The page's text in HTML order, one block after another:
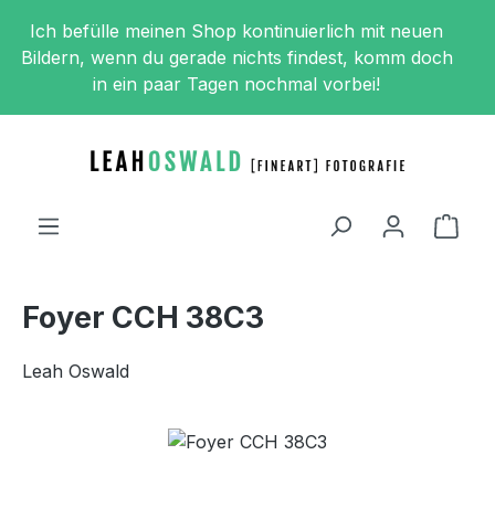
Zum Hauptinhalt springen
Ich befülle meinen Shop kontinuierlich mit neuen
Bildern, wenn du gerade nichts findest, komm doch
in ein paar Tagen nochmal vorbei!
Foyer CCH 38C3
Leah Oswald
Bildergalerie überspringen